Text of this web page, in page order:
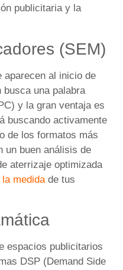
publicitaria y la
(SEM)
aparecen al inicio de
busca una palabra
y la gran ventaja es
buscando activamente
de los formatos más
un buen análisis de
aterrizaje optimizada
medida de tus
espacios publicitarios
DSP (Demand Side